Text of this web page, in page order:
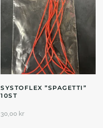
SYSTOFLEX ”SPAGETTI”
10ST
30,00 kr